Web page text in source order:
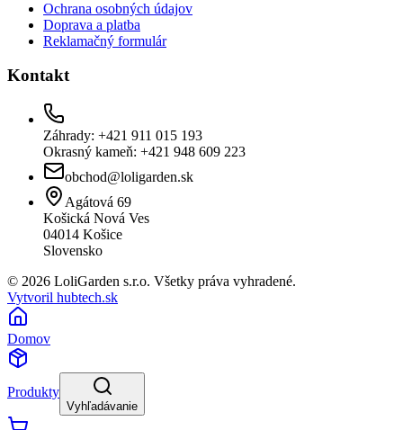
Ochrana osobných údajov
Doprava a platba
Reklamačný formulár
Kontakt
Záhrady: +421 911 015 193
Okrasný kameň: +421 948 609 223
obchod@loligarden.sk
Agátová 69
Košická Nová Ves
04014 Košice
Slovensko
© 2026 LoliGarden s.r.o. Všetky práva vyhradené.
Vytvoril hubtech.sk
Domov
Produkty
Vyhľadávanie